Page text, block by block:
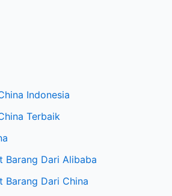
Indonesia
Terbaik
Barang Dari Alibaba
Barang Dari China